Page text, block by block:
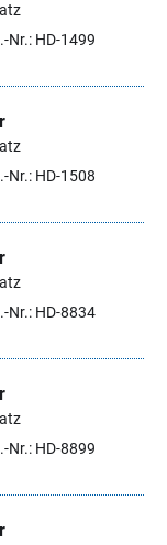
Nr.: HD-1499
Nr.: HD-1508
Nr.: HD-8834
Nr.: HD-8899